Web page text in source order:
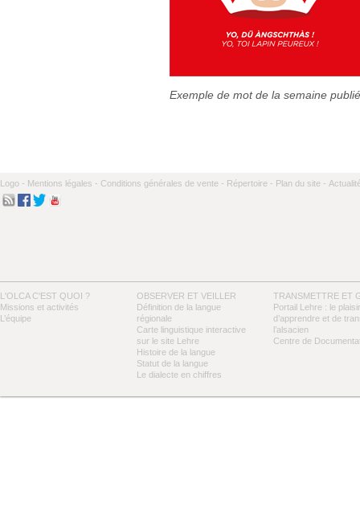
Exemple de mot de la semaine
Logo - Mentions légales - Conditions générales de vente - Répertoire - Plan du site -
L'OLCA C'EST QUOI ?
Missions et activités
L’équipe
OBSERVER ET VEILLER
Définition de la langue
régionale
Carte linguistique interactive
sur le site Lehre
Histoire de la langue
Statut de la langue
Le dialecte en chiffres
TRANSMETTRE ET
Portail Lehre : le plaisir
d’apprendre et de
l’alsacien
Centre de